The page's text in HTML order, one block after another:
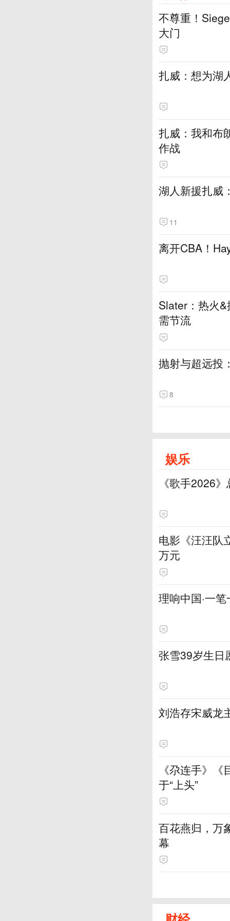
不尊重！
大门
扎威：想为湖
扎威：我和布
作战
湖人新援扎威
11
离开CBA！
Slater：热火
需节流
抛射与超远投
8
娱乐
《歌手2026
电影《汪汪队
万元
理响中国·一
张雪39岁生日
刘浩存宋威龙
《尕连手》
于“上头”
百花燕归，万
幕